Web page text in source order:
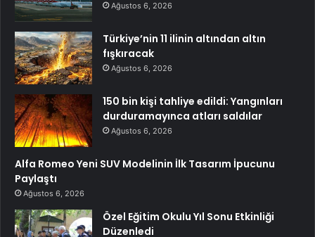
Ağustos 6, 2026
Türkiye’nin 11 ilinin altından altın
fışkıracak
Ağustos 6, 2026
150 bin kişi tahliye edildi: Yangınları
durduramayınca atları saldılar
Ağustos 6, 2026
Alfa Romeo Yeni SUV Modelinin İlk Tasarım İpucunu
Paylaştı
Ağustos 6, 2026
Özel Eğitim Okulu Yıl Sonu Etkinliği
Düzenledi